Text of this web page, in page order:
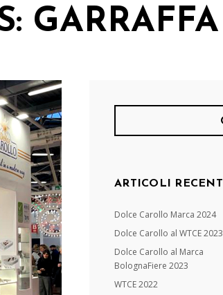
GARRAFFA
ARTICOLI RECENTI
Dolce Carollo Marca 2024
Dolce Carollo al WTCE 2023
Dolce Carollo al Marca
BolognaFiere 2023
WTCE 2022